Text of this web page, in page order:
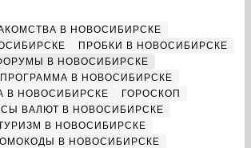
В НОВОСИБИРСКЕ
ПРОБКИ В НОВОСИБИРСКЕ
В НОВОСИБИРСКЕ
В НОВОСИБИРСКЕ
В НОВОСИБИРСКЕ
ГОРОСКОП
ВАЛЮТ В НОВОСИБИРСКЕ
В НОВОСИБИРСКЕ
В НОВОСИБИРСКЕ